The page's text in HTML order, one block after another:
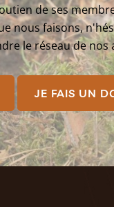
de ses
nous faisons,
le réseau de nos
JE FAIS UN